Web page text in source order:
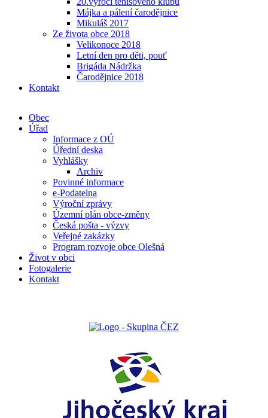
Májka a pálení čarodějnice
Mikuláš 2017
Ze života obce 2018
Velikonoce 2018
Letní den pro děti, pouť
Brigáda Nádržka
Čarodějnice 2018
Kontakt
Obec
Úřad
Informace z OÚ
Úřední deska
Vyhlášky
Archiv
Povinné informace
e-Podatelna
Výroční zprávy
Územní plán obce-změny
Česká pošta - výzvy
Veřejné zakázky
Program rozvoje obce Olešná
Život v obci
Fotogalerie
Kontakt